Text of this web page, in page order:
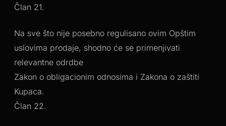
Član 21.
Na sve što nije posebno regulisano ovim Opštim
uslovima prodaje, shodno će se primenjivati
relevantne odrdbe
Zakon o obligacionim odnosima i Zakona o zaštiti
Kupaca.
Član 22.